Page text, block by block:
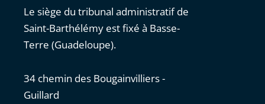
Le siège du tribunal administratif de
Saint-Barthélémy est fixé à Basse-
Terre (Guadeloupe).
34 chemin des Bougainvilliers -
Guillard